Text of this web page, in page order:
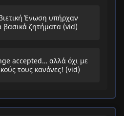
Ένωση υπήρχαν
βασικά ζητήματα (vid)
accepted… αλλά όχι με
τους κανόνες! (vid)